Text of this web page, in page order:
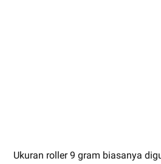
Ukuran roller 9 gram biasanya